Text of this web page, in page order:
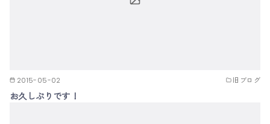
2015-05-02 旧ブログ
お久しぶりです！